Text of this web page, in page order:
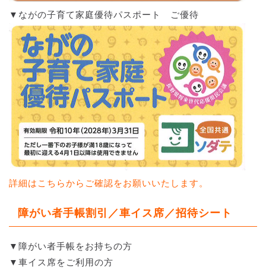
▼ながの子育て家庭優待パスポート ご優待
詳細はこちらからご確認をお願いいたします。
障がい者手帳割引／車イス席／招待シート
▼障がい者手帳をお持ちの方
▼車イス席をご利用の方